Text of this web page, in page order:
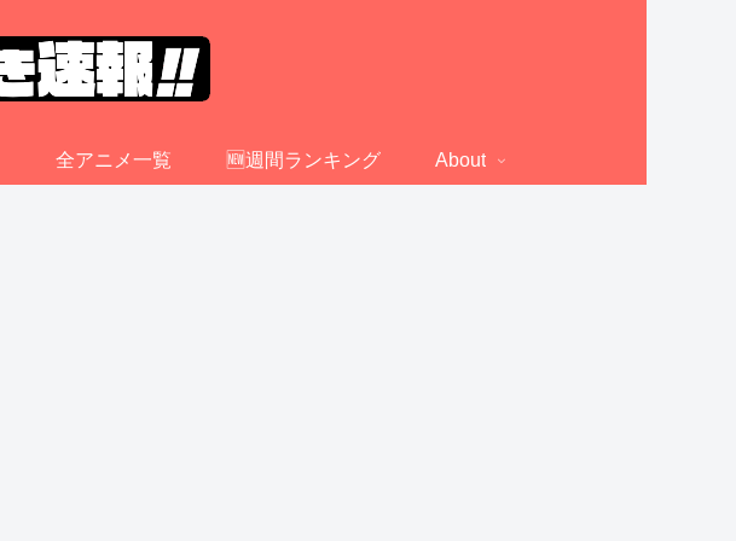
全アニメ一覧 🆕週間ランキング About